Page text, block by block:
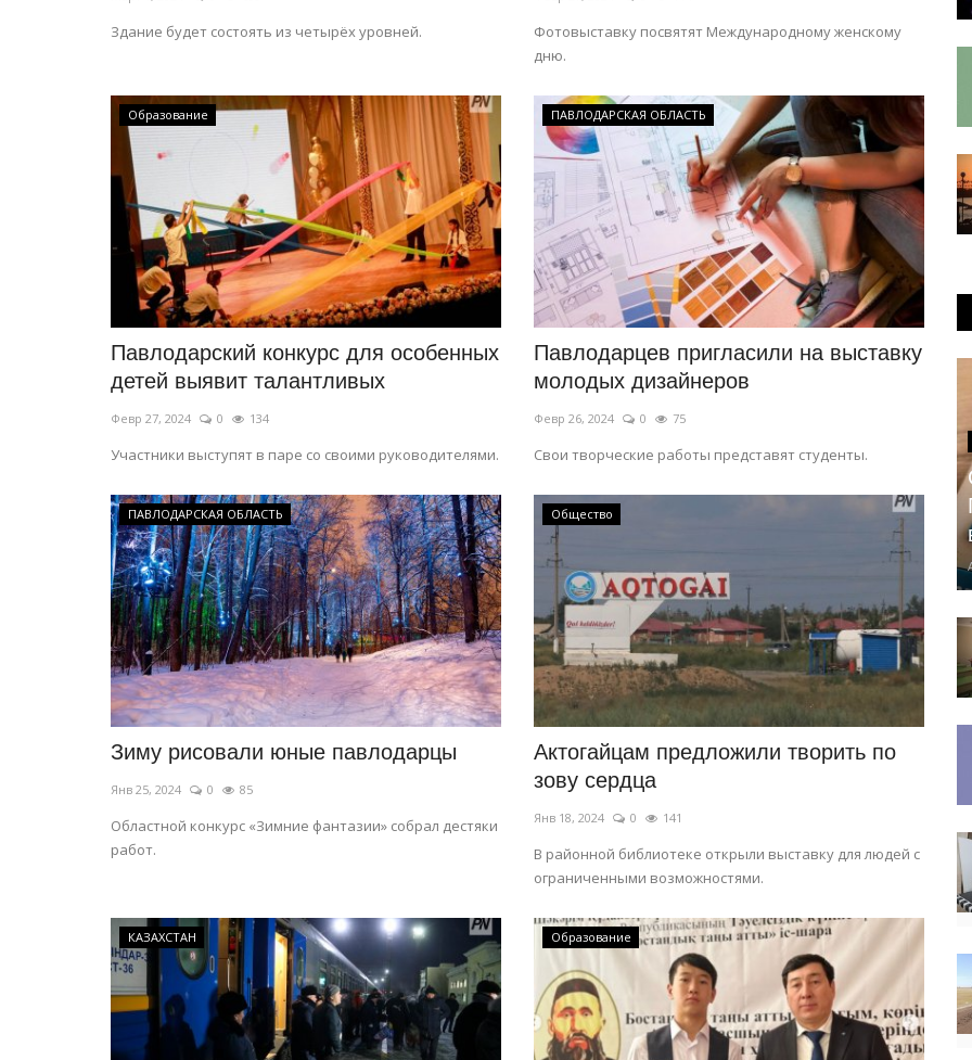
Здание будет состоять из четырёх уровней.
Фотовыставку посвятят Международному женскому
дню.
Образование
Павлодарский конкурс для особенных
детей выявит талантливых
Февр 27, 2024 0 134
Участники выступят в паре со своими руководителями.
ПАВЛОДАРСКАЯ ОБЛАСТЬ
Павлодарцев пригласили на выставку
молодых дизайнеров
Февр 26, 2024 0 75
Свои творческие работы представят студенты.
ПАВЛОДАРСКАЯ ОБЛАСТЬ
Зиму рисовали юные павлодарцы
Янв 25, 2024 0 85
Областной конкурс «Зимние фантазии» собрал дестяки
работ.
Общество
Актогайцам предложили творить по
зову сердца
Янв 18, 2024 0 141
В районной библиотеке открыли выставку для людей с
ограниченными возможностями.
КАЗАХСТАН Образование